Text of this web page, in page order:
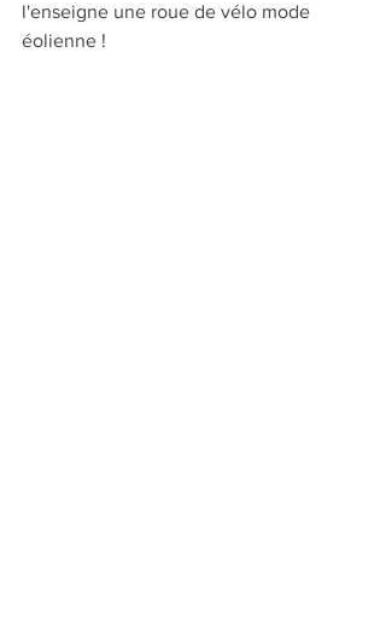
l'enseigne une roue de vélo mode
éolienne !